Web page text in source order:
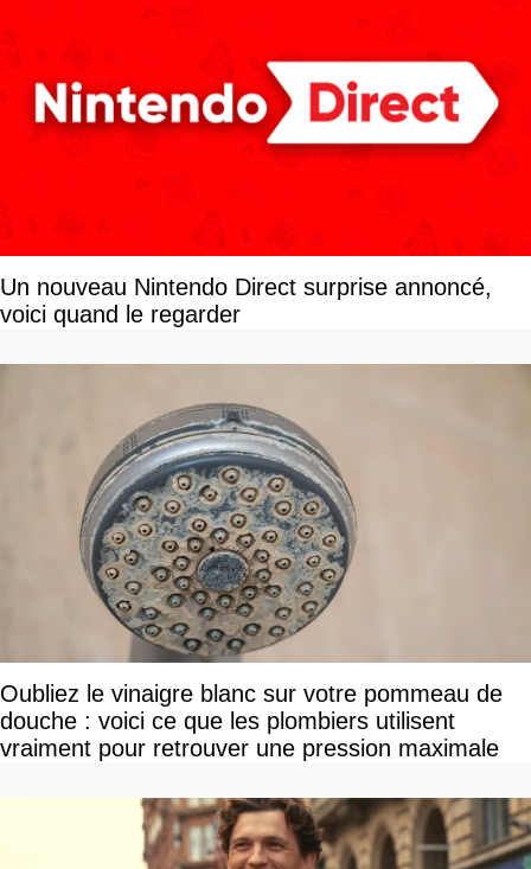
Un nouveau Nintendo Direct surprise annoncé,
voici quand le regarder
Oubliez le vinaigre blanc sur votre pommeau de
douche : voici ce que les plombiers utilisent
vraiment pour retrouver une pression maximale